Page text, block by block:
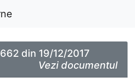
din 19/12/2017
Vezi documentul